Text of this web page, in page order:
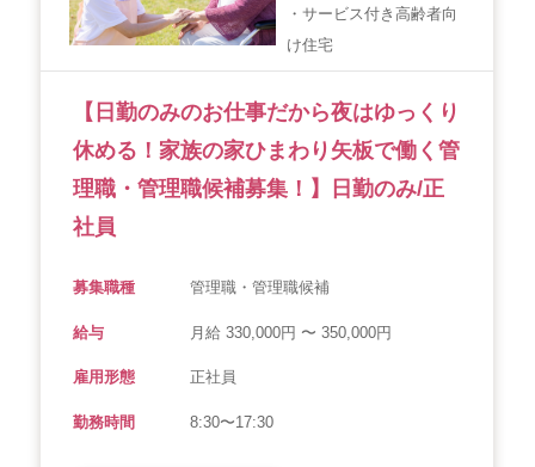
・サービス付き高齢者向
け住宅
【日勤のみのお仕事だから夜はゆっくり
休める！家族の家ひまわり矢板で働く管
理職・管理職候補募集！】日勤のみ/正
社員
募集職種 管理職・管理職候補
給与 月給 330,000円 〜 350,000円
雇用形態 正社員
勤務時間 8:30〜17:30